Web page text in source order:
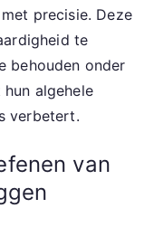
precisie. Deze
te
behouden onder
algehele
verbetert.
van